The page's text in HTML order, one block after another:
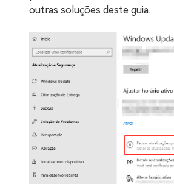
outras soluções deste guia.